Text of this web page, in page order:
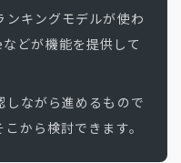
ンキングモデルが使わ
どが機能を提供して
ながら進めるもので
から検討できます。